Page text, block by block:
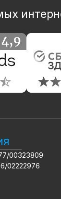
00323809
02222976